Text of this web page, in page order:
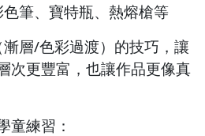
筆、寶特瓶、熱熔槍等
層/色彩過渡）的技巧，讓
次更豐富，也讓作品更像真
童練習：